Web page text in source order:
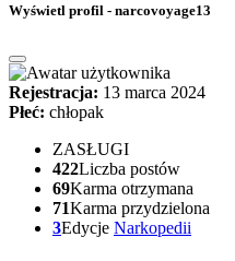
Wyświetl profil - narcovoyage13
Rejestracja: 13 marca 2024
Płeć: chłopak
ZASŁUGI
422Liczba postów
69Karma otrzymana
71Karma przydzielona
3Edycje Narkopedii